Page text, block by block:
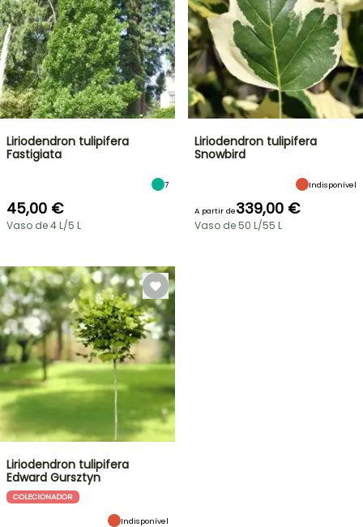
Liriodendron tulipifera
Fastigiata
7
45,00 €
Vaso de 4 L/5 L
Liriodendron tulipifera
Snowbird
Indisponível
A partir de339,00 €
Vaso de 50 L/55 L
Liriodendron tulipifera
Edward Gursztyn
COLECIONADOR
Indisponível